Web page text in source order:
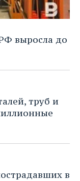
выросла до
труб и
в